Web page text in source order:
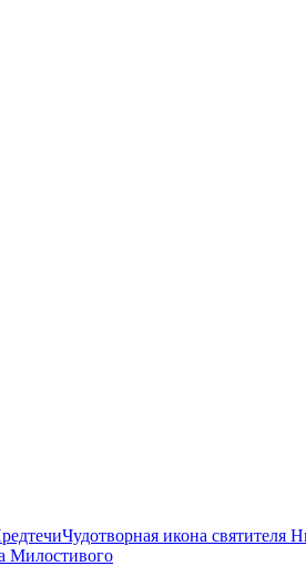
Чудотворная икона святителя
Милостивого